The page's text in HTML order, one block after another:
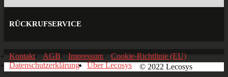
RÜCKRUFSERVICE
Kontakt AGB Impressum
Cookie-Richtlinie (EU)
Datenschutzerklärung
Über Lecosys © 2022 Lecosys